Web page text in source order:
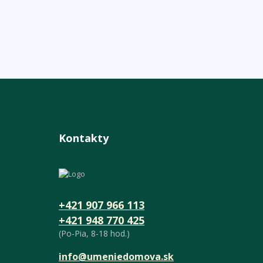
Kontakty
+421 948 770 425
+421 907 966 113
(Po-Pia, 8-18 hod.)
info@umeniedomova.sk